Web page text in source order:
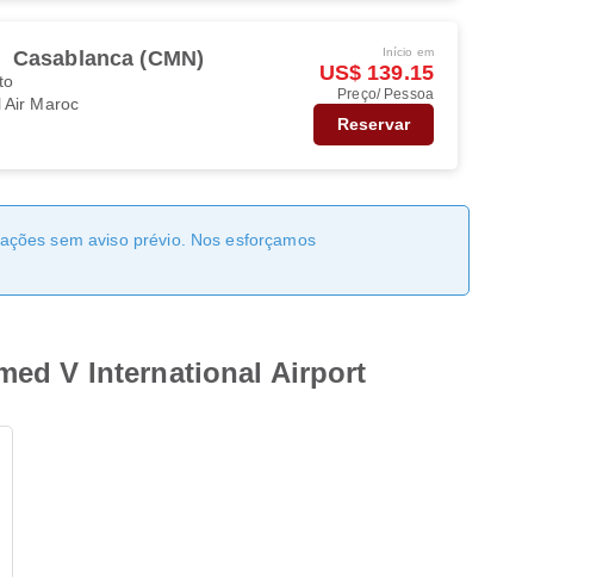
Casablanca (CMN)
Air Maroc
Início em
US$ 139.15
Preço/ Pessoa
Reservar
sem aviso prévio. Nos esforçamos
V International Airport